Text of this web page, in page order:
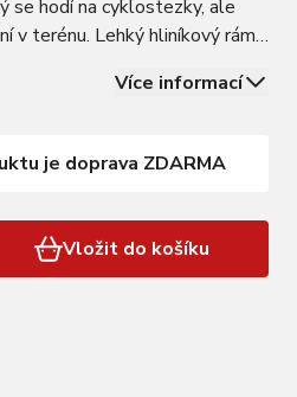
se hodí na cyklostezky, ale
v terénu. Lehký hliníkový rám
brzdami TEKTRO,
Více informací
je doprava ZDARMA
Vložit do košíku